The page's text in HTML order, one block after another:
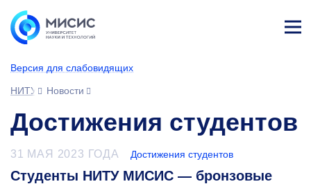
Версия для слабовидящих
НИТУ МИСИС
Новости
Достижения студентов
31 МАЯ 2023 ГОДА Достижения студентов
Студенты НИТУ МИСИС — бронзовые